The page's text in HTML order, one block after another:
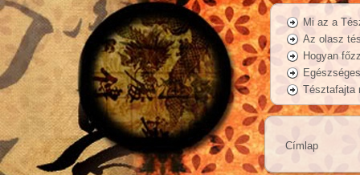
Mi az a
Az olasz
Hogyan
Tésztafajta
Címlap